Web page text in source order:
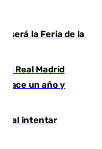
será la Feria de la
Real Madrid
hace un año y
al intentar